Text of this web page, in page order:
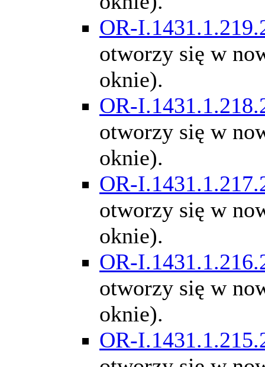
OR-
otworzy się w
oknie).
OR-
otworzy się w
oknie).
OR-
otworzy się w
oknie).
OR-
otworzy się w
oknie).
OR-